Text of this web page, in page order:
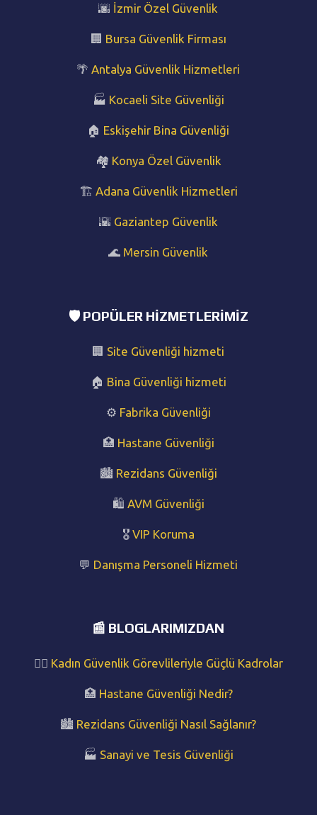
🌆 İzmir Özel Güvenlik
🏢 Bursa Güvenlik Firması
🌴Antalya Güvenlik Hizmetleri
🏭 Kocaeli Site Güvenliği
🏠 Eskişehir Bina Güvenliği
🏘️ Konya Özel Güvenlik
🏗️ Adana Güvenlik Hizmetleri
🌇 Gaziantep Güvenlik
🌊 Mersin Güvenlik
🛡️ POPÜLER HIZMETLERIMIZ
🏢 Site Güvenliği hizmeti
🏠 Bina Güvenliği hizmeti
⚙️ Fabrika Güvenliği
🏥 Hastane Güvenliği
🏙️ Rezidans Güvenliği
🛍️ AVM Güvenliği
🎖️ VIP Koruma
💬 Danışma Personeli Hizmeti
📰 BLOGLARIMIZDAN
👩‍✈️ Kadın Güvenlik Görevlileriyle Güçlü Kadrolar
🏥 Hastane Güvenliği Nedir?
🏙️ Rezidans Güvenliği Nasıl Sağlanır?
🏭 Sanayi ve Tesis Güvenliği